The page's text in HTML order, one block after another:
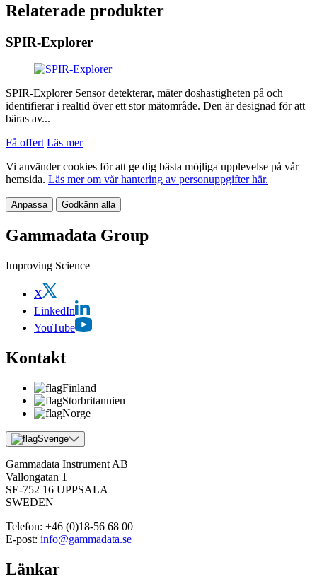
Relaterade produkter
SPIR-Explorer
SPIR-Explorer Sensor detekterar, mäter doshastigheten på och
identifierar i realtid över ett stor mätområde. Den är designad för att
bäras av...
Få offert Läs mer
Vi använder cookies för att ge dig bästa möjliga upplevelse på vår
hemsida. Läs mer om vår hantering av personuppgifter här.
Anpassa Godkänn alla
Gammadata Group
Improving Science
X
LinkedIn
YouTube
Kontakt
Finland
Storbritannien
Norge
Sverige
Gammadata Instrument AB
Vallongatan 1
SE-752 16 UPPSALA
SWEDEN
Telefon: +46 (0)18-56 68 00
E-post: info@gammadata.se
Länkar